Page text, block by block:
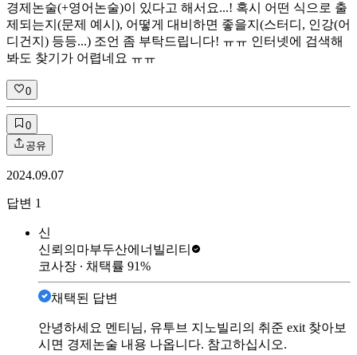
경제논술(+영어논술)이 있다고 해서요...! 혹시 어떤 식으로 출
제되는지(문제 예시), 어떻게 대비하면 좋을지(스터디, 인강(어
디건지) 등등...) 조언 좀 부탁드립니다! ㅠㅠ 인터넷에 검색해
봐도 찾기가 어렵네요 ㅠㅠ
0
0
공유
2024.09.07
답변 1
신
신뢰의마부두산에너빌리티
코사장 ∙ 채택률 91%
채택된 답변
안녕하세요 멘티님, 유투브 지노빌리의 취준 exit 찾아보
시면 경제논술 내용 나옵니다. 참고하십시오.